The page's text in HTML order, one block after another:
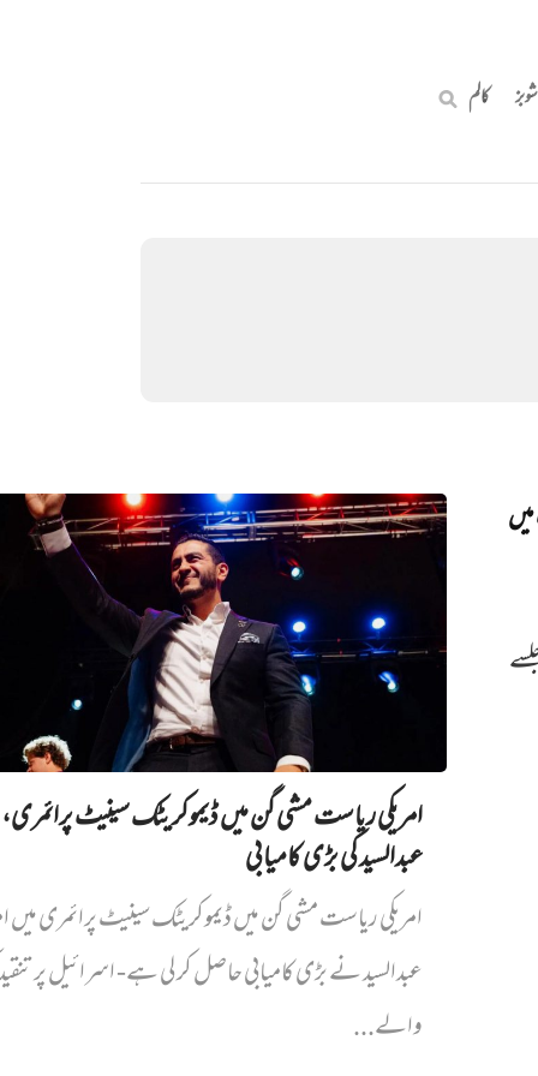
شوبز کالم
جلسے
امریکی ریاست مشی گن میں ڈیموکریٹک سینیٹ پرائمری،
عبدالسید کی بڑی کامیابی
امریکی ریاست مشی گن میں ڈیموکریٹک سینیٹ پرائمری میں‌
عبدالسید نے بڑی کامیابی حاصل کر لی ہے- اسرائیل پر
والے...